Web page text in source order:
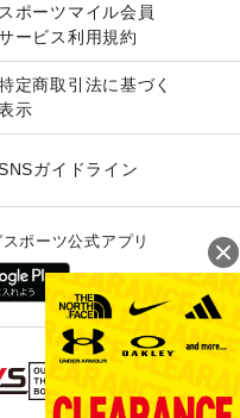
スポーツマイル会員
ービス利用規約
定商取引法に基づく
示
ガイドライン
ポーツ公式アプリ